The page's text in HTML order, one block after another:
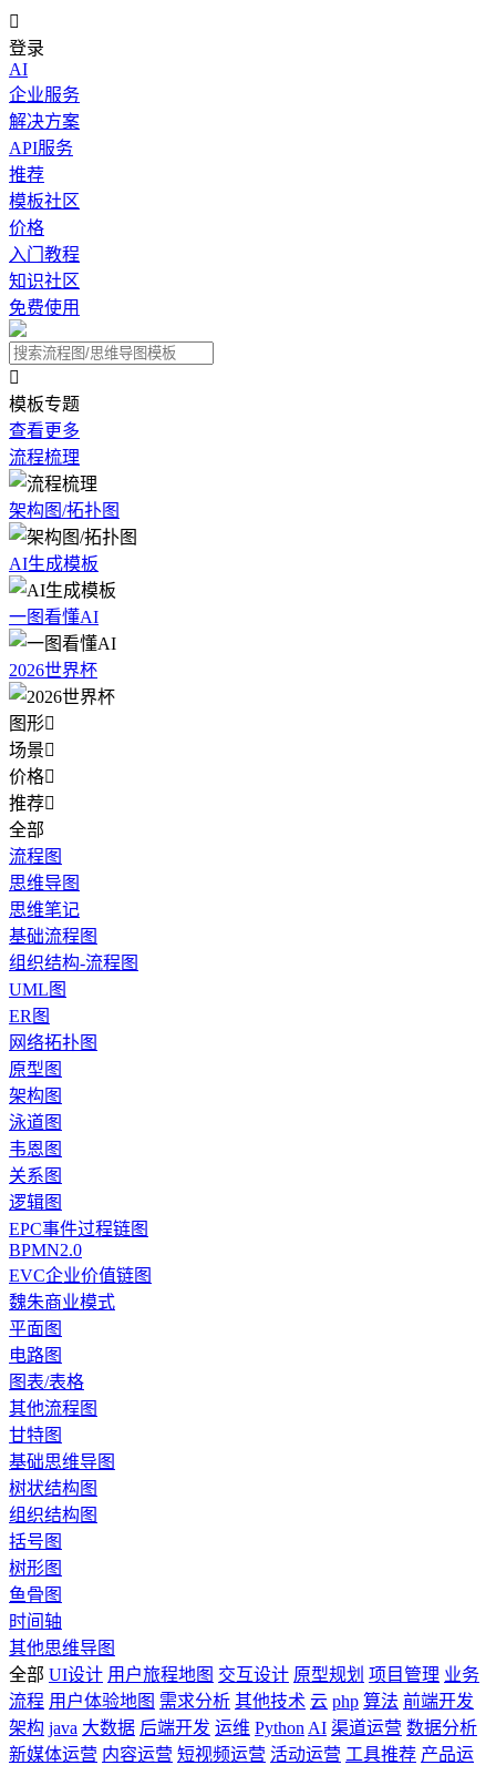

登录
AI
企业服务
解决方案
API服务
推荐
模板社区
价格
入门教程
知识社区
免费使用

模板专题
查看更多
流程梳理
架构图/拓扑图
AI生成模板
一图看懂AI
2026世界杯
图形
场景
价格
推荐
全部
流程图
思维导图
思维笔记
基础流程图
组织结构-流程图
UML图
ER图
网络拓扑图
原型图
架构图
泳道图
韦恩图
关系图
逻辑图
EPC事件过程链图
BPMN2.0
EVC企业价值链图
魏朱商业模式
平面图
电路图
图表/表格
其他流程图
甘特图
基础思维导图
树状结构图
组织结构图
括号图
树形图
鱼骨图
时间轴
其他思维导图
全部 UI设计 用户旅程地图 交互设计 原型规划 项目管理 业务
流程 用户体验地图 需求分析 其他技术 云 php 算法 前端开发
架构 java 大数据 后端开发 运维 Python AI 渠道运营 数据分析
新媒体运营 内容运营 短视频运营 活动运营 工具推荐 产品运